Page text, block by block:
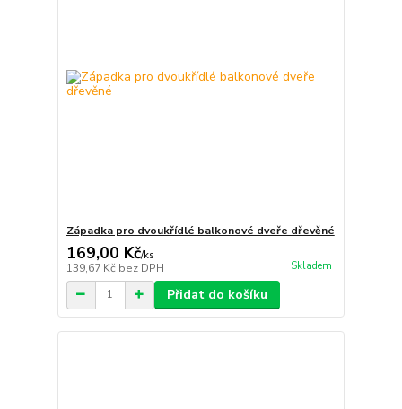
Západka pro dvoukřídlé balkonové dveře dřevěné
169,00 Kč/ks
139,67 Kč bez DPH Skladem
Přidat do košíku